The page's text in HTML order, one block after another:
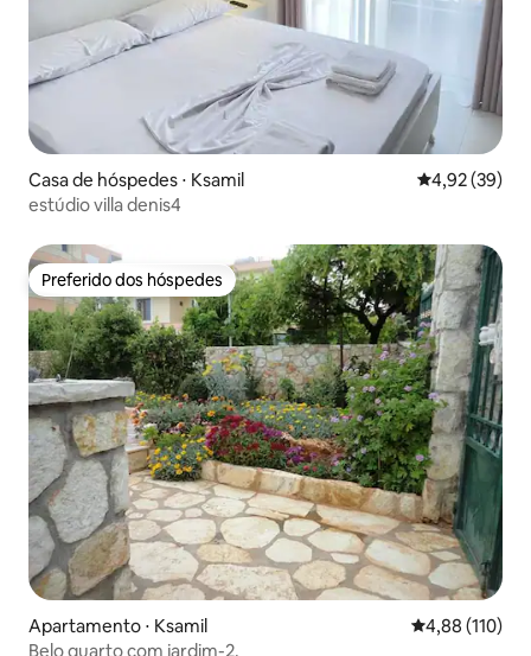
Casa de hóspedes ⋅ Ksamil 4,92 de uma
4,92 (39)
estúdio villa denis4
Preferido dos hóspedes
Preferido dos hóspedes
Apartamento ⋅ Ksamil 4,88 de uma
4,88 (110)
Belo quarto com jardim-2.